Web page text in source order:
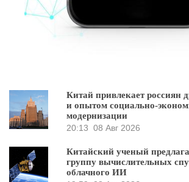
Китай привлекает россиян
и опытом социально-
модернизации
20:13 08 Авг 2026
Китайский ученый
группу вычислительных
облачного ИИ